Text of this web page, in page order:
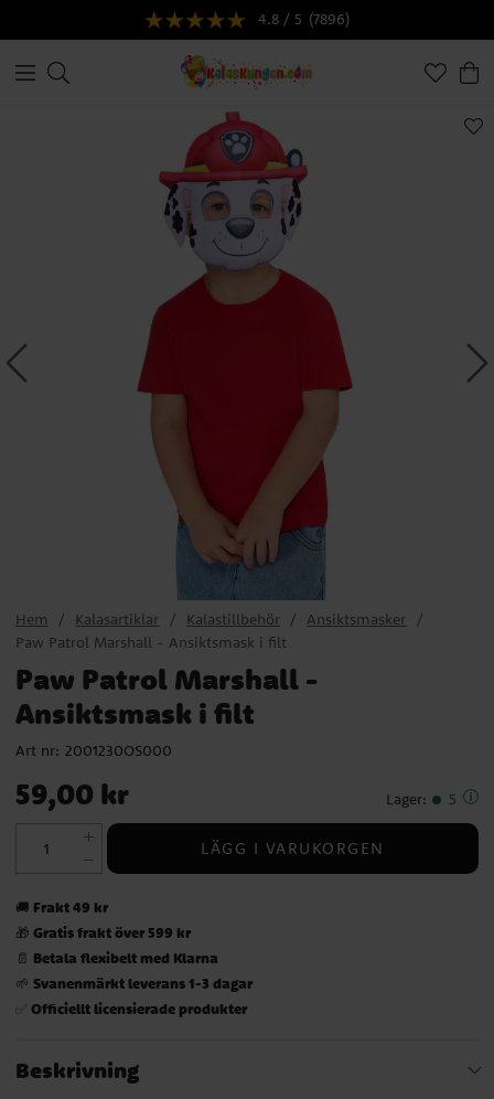
4.8 / 5 (7896)
Hem Kalasartiklar Kalastillbehör
Ansiktsmasker
Paw Patrol Marshall - Ansiktsmask i filt
Paw Patrol Marshall -
Ansiktsmask i filt
Art nr: 2001230OS000
Pris: 59,00 kr
59,00 kr Lager: 5
LÄGG I VARUKORGEN
🚚 Frakt 49 kr
🎁 Gratis frakt över 599 kr
📄 Betala flexibelt med Klarna
🌱 Svanenmärkt leverans 1-3 dagar
✅ Officiellt licensierade produkter
Beskrivning